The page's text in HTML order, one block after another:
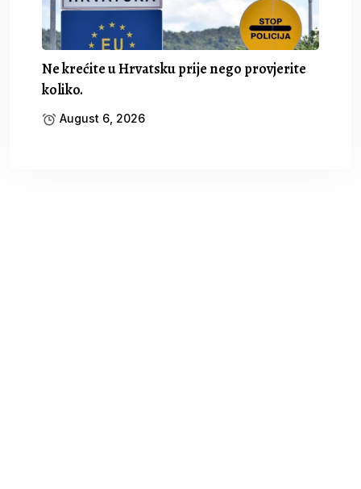
Ne krećite u Hrvatsku prije nego provjerite
koliko.
August 6, 2026